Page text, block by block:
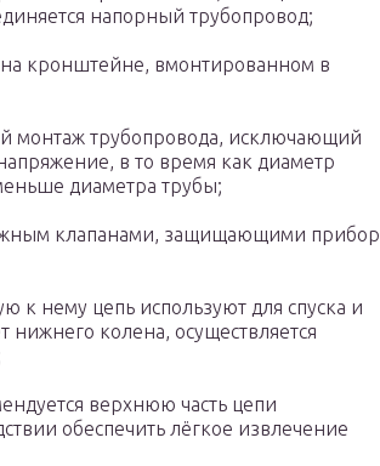
напорный трубопровод;
кронштейне, вмонтированном в
монтаж трубопровода, исключающий
в то время как диаметр
диаметра трубы;
клапанами, защищающими прибор
нему цепь используют для спуска и
нижнего колена, осуществляется
верхнюю часть цепи
обеспечить лёгкое извлечение